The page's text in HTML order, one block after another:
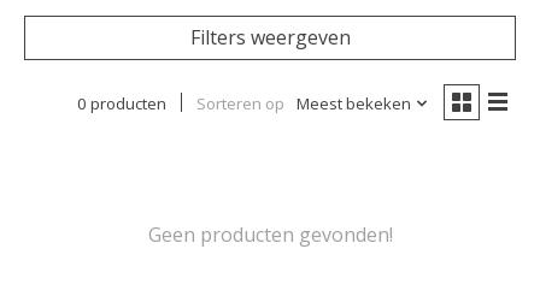
Filters weergeven
0 producten Sorteren op Meest bekeken
Geen producten gevonden!